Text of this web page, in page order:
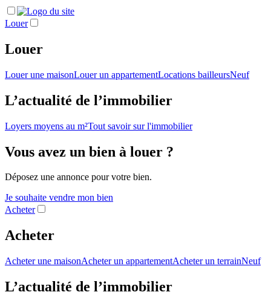
Louer
Louer
Louer une maisonLouer un appartementLocations bailleursNeuf
L’actualité de l’immobilier
Loyers moyens au m²Tout savoir sur l'immobilier
Vous avez un bien à louer ?
Déposez une annonce pour votre bien.
Je souhaite vendre mon bien
Acheter
Acheter
Acheter une maisonAcheter un appartementAcheter un terrainNeuf
L’actualité de l’immobilier